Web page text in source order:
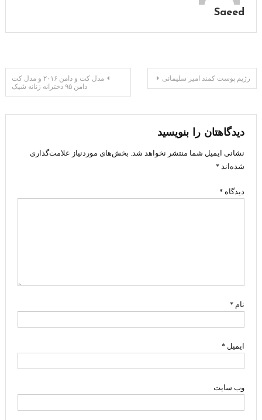
Saeed
راهبری
مدل کت و دامن ۲۰۱۶ و مدل کت
دامن ۹۵ دخترانه زنانه شیک
رژیم پوست کمند امیر سلیمانی
دیدگاهتان را بنویسید
نشانی ایمیل شما منتشر نخواهد شد. بخش‌های موردنیاز علامت‌گذاری
شده‌اند*
دیدگاه *
نام *
ایمیل *
وب‌ سایت